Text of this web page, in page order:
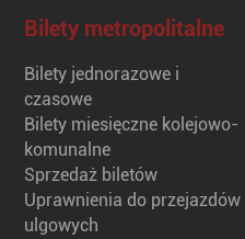
Bilety metropolitalne
Bilety jednorazowe i
czasowe
Bilety miesięczne kolejowo-
komunalne
Sprzedaż biletów
Uprawnienia do przejazdów
ulgowych